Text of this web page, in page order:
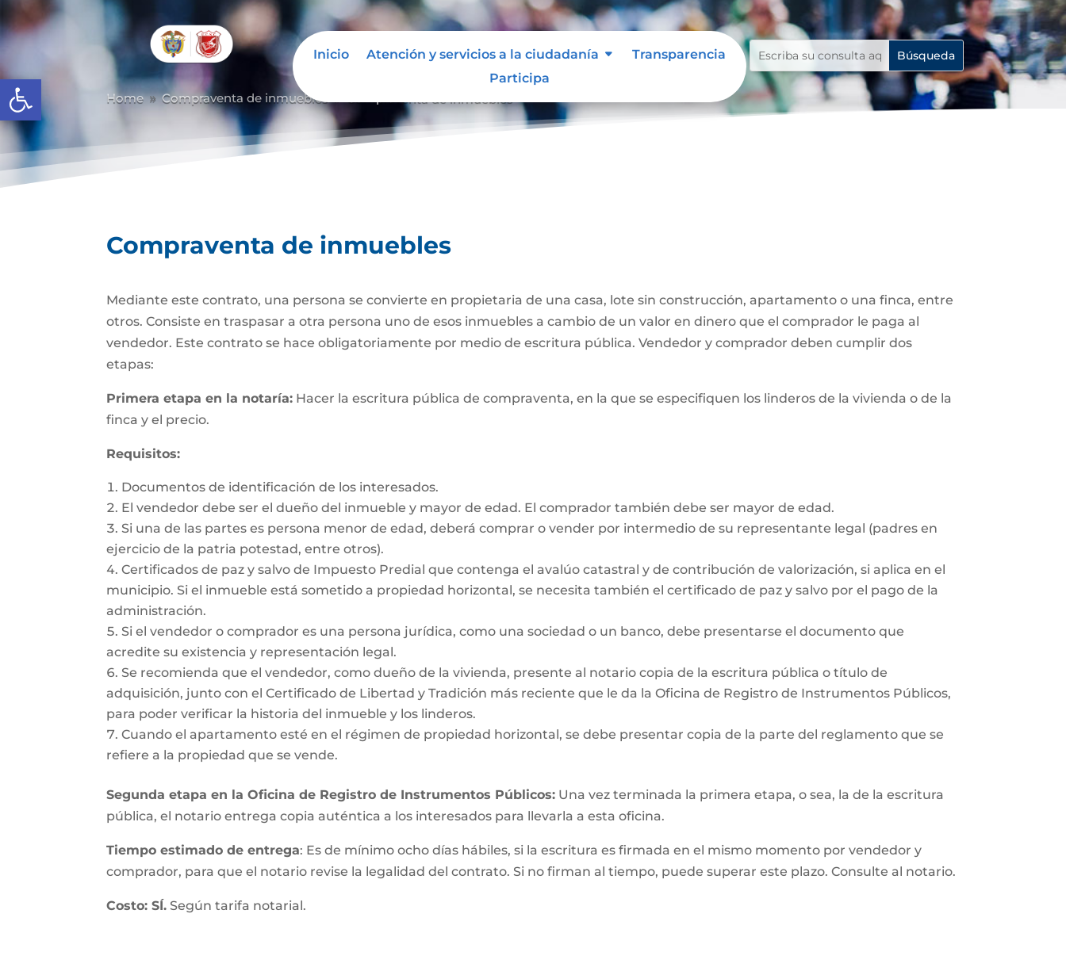
Abrir barra de herramientas
Inicio Atención y servicios a la ciudadanía
Transparencia
Participa
Home 9 Compraventa de inmuebles
Compraventa de inmuebles
Mediante este contrato, una persona se convierte en propietaria de una casa, lote sin construcción, apartamento o una finca, entre
otros. Consiste en traspasar a otra persona uno de esos inmuebles a cambio de un valor en dinero que el comprador le paga al
vendedor. Este contrato se hace obligatoriamente por medio de escritura pública. Vendedor y comprador deben cumplir dos
etapas:
Primera etapa en la notaría: Hacer la escritura pública de compraventa, en la que se especifiquen los linderos de la vivienda o de la
finca y el precio.
Requisitos:
Documentos de identificación de los interesados.
El vendedor debe ser el dueño del inmueble y mayor de edad. El comprador también debe ser mayor de edad.
Si una de las partes es persona menor de edad, deberá comprar o vender por intermedio de su representante legal (padres en
ejercicio de la patria potestad, entre otros).
Certificados de paz y salvo de Impuesto Predial que contenga el avalúo catastral y de contribución de valorización, si aplica en el
municipio. Si el inmueble está sometido a propiedad horizontal, se necesita también el certificado de paz y salvo por el pago de la
administración.
Si el vendedor o comprador es una persona jurídica, como una sociedad o un banco, debe presentarse el documento que
acredite su existencia y representación legal.
Se recomienda que el vendedor, como dueño de la vivienda, presente al notario copia de la escritura pública o título de
adquisición, junto con el Certificado de Libertad y Tradición más reciente que le da la Oficina de Registro de Instrumentos Públicos,
para poder verificar la historia del inmueble y los linderos.
Cuando el apartamento esté en el régimen de propiedad horizontal, se debe presentar copia de la parte del reglamento que se
refiere a la propiedad que se vende.
Segunda etapa en la Oficina de Registro de Instrumentos Públicos: Una vez terminada la primera etapa, o sea, la de la escritura
pública, el notario entrega copia auténtica a los interesados para llevarla a esta oficina.
Tiempo estimado de entrega: Es de mínimo ocho días hábiles, si la escritura es firmada en el mismo momento por vendedor y
comprador, para que el notario revise la legalidad del contrato. Si no firman al tiempo, puede superar este plazo. Consulte al notario.
Costo: SÍ. Según tarifa notarial.